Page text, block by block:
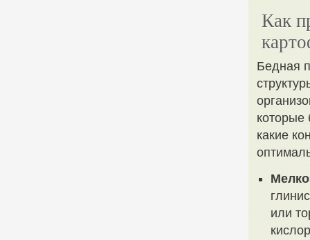
Как
Бедная
которые
какие
или